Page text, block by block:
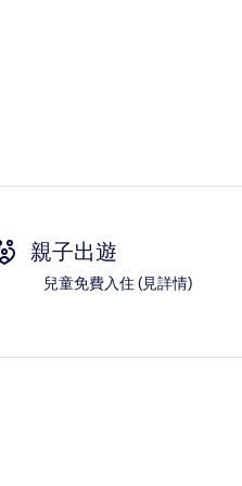
親子出遊
兒童免費入住 (見詳情)